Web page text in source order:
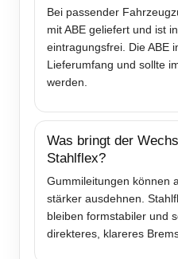
Bei passender
mit ABE geliefert und ist
eintragungsfrei. Die ABE
Lieferumfang und sollte
werden.
Was bringt der
Stahlflex?
Gummileitungen können
stärker ausdehnen.
bleiben formstabiler und
direkteres, klareres